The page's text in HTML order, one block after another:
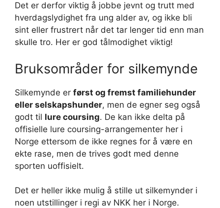
Det er derfor viktig å jobbe jevnt og trutt med
hverdagslydighet fra ung alder av, og ikke bli
sint eller frustrert når det tar lenger tid enn man
skulle tro. Her er god tålmodighet viktig!
Bruksområder for silkemynde
Silkemynde er først og fremst familiehunder
eller selskapshunder, men de egner seg også
godt til lure coursing. De kan ikke delta på
offisielle lure coursing-arrangementer her i
Norge ettersom de ikke regnes for å være en
ekte rase, men de trives godt med denne
sporten uoffisielt.
Det er heller ikke mulig å stille ut silkemynder i
noen utstillinger i regi av NKK her i Norge.